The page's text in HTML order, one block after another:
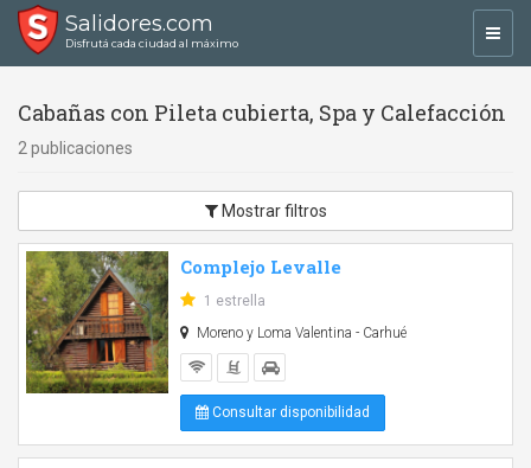
Salidores.com
Disfrutá cada ciudad al máximo
Cabañas con Pileta cubierta, Spa y Calefacción
2 publicaciones
Mostrar filtros
Complejo Levalle
1 estrella
Moreno y Loma Valentina - Carhué
Consultar disponibilidad